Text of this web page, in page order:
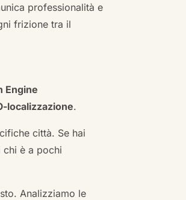
professionalità e
frizione tra il
Engine
localizzazione.
città. Se hai
chi è a pochi
Analizziamo le